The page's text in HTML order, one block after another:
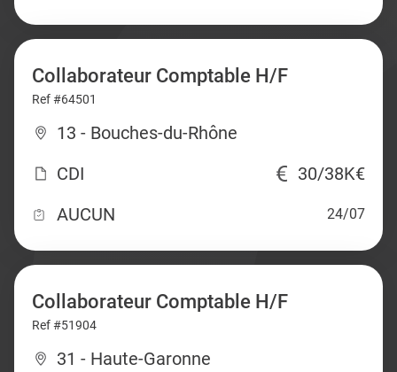
Collaborateur Comptable H/F
Ref #64501
13 - Bouches-du-Rhône
CDI
30/38K€
AUCUN
24/07
Collaborateur Comptable H/F
Ref #51904
31 - Haute-Garonne